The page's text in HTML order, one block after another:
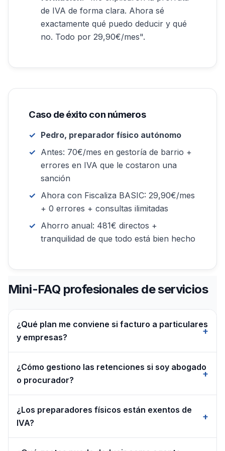
de IVA de forma clara. Ahora sé
exactamente qué puedo deducir y qué
no. Todo por 29,90€/mes".
Caso de éxito con números
Pedro, preparador físico autónomo
Antes: 70€/mes en gestoría de barrio +
errores en IVA que le costaron una
sanción
Ahora con Fiscaliza BASIC: 29,90€/mes
+ 0 errores + consultas ilimitadas
Ahorro anual: 481€ directos +
tranquilidad de que todo está bien hecho
Mini-FAQ profesionales de servicios
¿Qué plan me conviene si facturo a particulares
y empresas?
+
completa: modelos trimestrales, retenciones, IVA
y consultas ilimitadas. Si contratas empleados,
pasas aPLUS.
¿Cómo gestiono las retenciones si soy abogado
o procurador?
+
del 15% (7% los dos primeros años). Las facturas
a particulares no llevan retención. Te indicamos
qué porcentaje aplicar en cada caso y
¿Los preparadores físicos están exentos de
IVA?
+